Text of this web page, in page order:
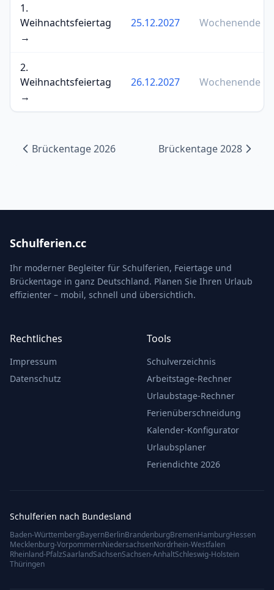
1.
Weihnachtsfeiertag
→
25.12.2027 Wochenende
2.
Weihnachtsfeiertag
→
26.12.2027 Wochenende
Brückentage 2026 Brückentage 2028
Schulferien.cc
Ihr moderner Begleiter für Schulferien, Feiertage und
Brückentage in ganz Deutschland. Planen Sie Ihren Urlaub
effizienter – mobil, schnell und übersichtlich.
Rechtliches
Impressum
Datenschutz
Tools
Schulverzeichnis
Arbeitstage-Rechner
Urlaubstage-Rechner
Ferienüberschneidung
Kalender-Konfigurator
Urlaubsplaner
Feriendichte 2026
Schulferien nach Bundesland
Baden-WürttembergBayernBerlinBrandenburgBremenHamburgHessen
Mecklenburg-VorpommernNiedersachsenNordrhein-Westfalen
Rheinland-PfalzSaarlandSachsenSachsen-AnhaltSchleswig-Holstein
Thüringen